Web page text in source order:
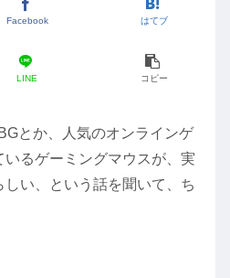
Facebook はてブ
LINE コピー
とか、人気のオンラインゲ
るゲーミングマウスが、実
い、という話を聞いて、ち